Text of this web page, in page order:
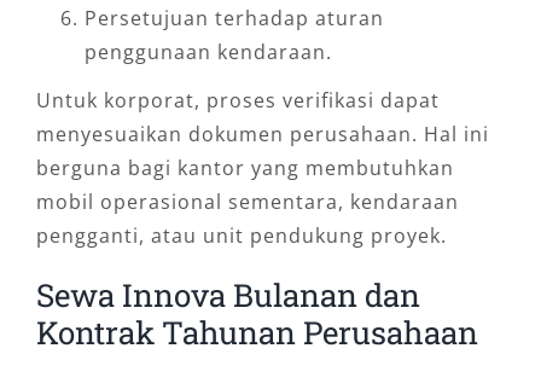
Persetujuan terhadap aturan
penggunaan kendaraan.
Untuk korporat, proses verifikasi dapat
menyesuaikan dokumen perusahaan. Hal ini
berguna bagi kantor yang membutuhkan
mobil operasional sementara, kendaraan
pengganti, atau unit pendukung proyek.
Sewa Innova Bulanan dan
Kontrak Tahunan Perusahaan